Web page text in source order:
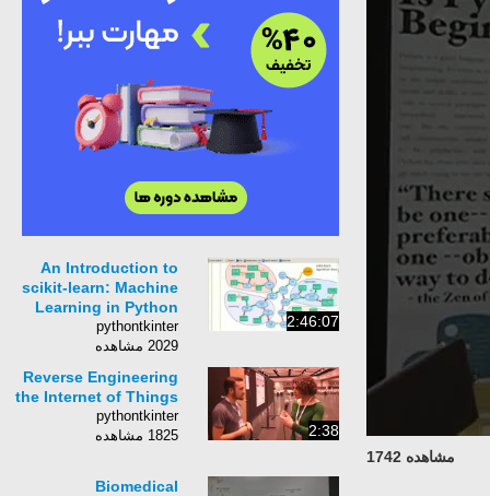
مشاهده 1742
2:46:07
An Introduction to
scikit-learn: Machine
Learning in Python
pythontkinter
2029 مشاهده
2:38
Reverse Engineering
the Internet of Things
pythontkinter
1825 مشاهده
Biomedical